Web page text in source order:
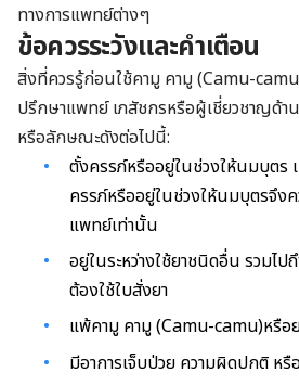
ทางการแพทย์ต่างๆ
ข้อควรระวังและคำเตือน
สิ่งที่ควรรู้ก่อนใช้คามู คามู (Camu-
ปรึกษาแพทย์ เภสัชกรหรือผู้เชี่ยวชาญด้า
หรือลักษณะดังต่อไปนี้:
ตั้งครรภ์หรืออยู่ในช่วงให้นมบุตร
ครรภ์หรืออยู่ในช่วงให้นมบุตรจึง
แพทย์เท่านั้น
อยู่ในระหว่างใช้ยาชนิดอื่น รวมไป
ต้องใช้ใบสั่งยา
แพ้คามู คามู (Camu-camu)หรือ
มีอาการเจ็บป่วย ความผิดปกติ ห